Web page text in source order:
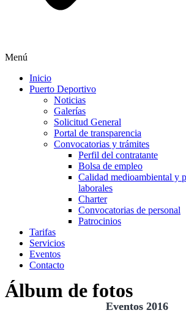
Menú
Inicio
Puerto Deportivo
Noticias
Galerías
Solicitud General
Portal de transparencia
Convocatorias y trámites
Perfil del contratante
Bolsa de empleo
Calidad medioambiental y
laborales
Charter
Convocatorias de personal
Patrocinios
Tarifas
Servicios
Eventos
Contacto
Álbum de fotos
Eventos 2016